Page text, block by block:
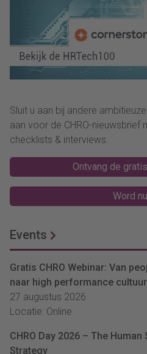
Sluit u aan bij andere
aan voor de CHRO-nieuwsbrief
checklists & interviews.
Ontvang de
Word
Events
Gratis CHRO Webinar: Van
naar high performance cultuur
27 augustus 2026
Locatie: Online
CHRO Day 2026 – The Human
Strategy